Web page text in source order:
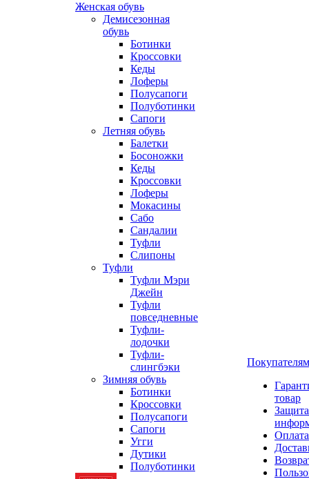
Женская обувь
Демисезонная
обувь
Ботинки
Кроссовки
Кеды
Лоферы
Полусапоги
Полуботинки
Сапоги
Летняя обувь
Балетки
Босоножки
Кеды
Кроссовки
Лоферы
Мокасины
Сабо
Сандалии
Туфли
Слипоны
Туфли
Туфли Мэри
Джейн
Туфли
повседневные
Туфли-
лодочки
Туфли-
слингбэки
Зимняя обувь
Ботинки
Кроссовки
Полусапоги
Сапоги
Угги
Дутики
Полуботинки
Покупателям
товар
Защита
Оплата